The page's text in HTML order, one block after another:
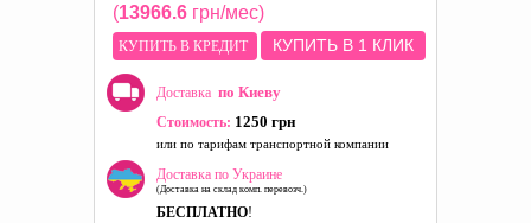
(13966.6 грн/мес)
КУПИТЬ В КРЕДИТ КУПИТЬ В 1 КЛИК
Доставка по Киеву
Стоимость: 1250 грн
или по тарифам транспортной компании
Доставка по Украине
(Доставка на склад комп. перевозч.)
БЕСПЛАТНО!